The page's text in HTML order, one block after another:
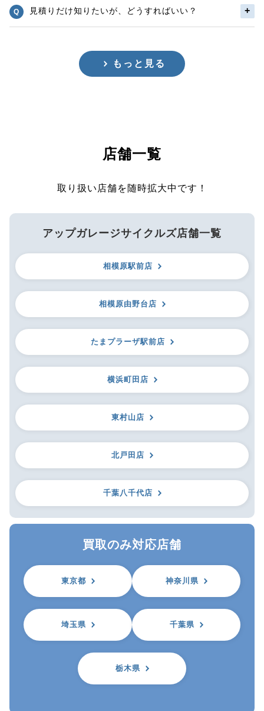
見積りだけ知りたいが、どうすればいい？
もっと見る
店舗一覧
取り扱い店舗を随時拡大中です！
アップガレージサイクルズ店舗一覧
相模原駅前店
相模原由野台店
たまプラーザ駅前店
横浜町田店
東村山店
北戸田店
千葉八千代店
買取のみ対応店舗
東京都 神奈川県
埼玉県 千葉県
栃木県